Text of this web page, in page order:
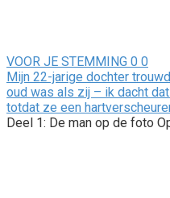
VOOR JE STEMMING 0 0
Mijn 22-jarige dochter
oud was als zij – ik dacht
totdat ze een
Deel 1: De man op de foto